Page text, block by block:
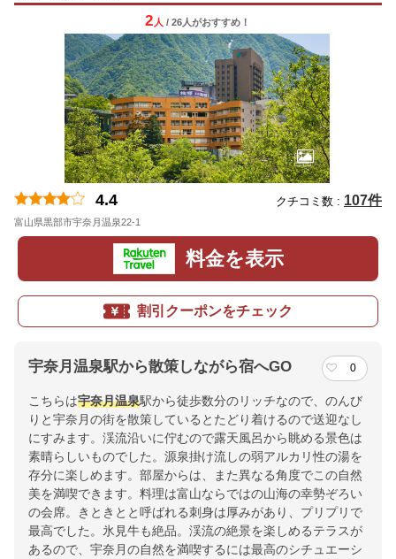
2 人 / 26人がおすすめ！
4.4 クチコミ数 : 107件
富山県黒部市宇奈月温泉22-1
料金を表示
割引クーポンをチェック
宇奈月温泉駅から散策しながら宿へGO 0
こちらは宇奈月温泉駅から徒歩数分のリッチなので、のんび
りと宇奈月の街を散策しているとたどり着けるので送迎なし
にすみます。渓流沿いに佇むので露天風呂から眺める景色は
素晴らしいものでした。源泉掛け流しの弱アルカリ性の湯を
存分に楽しめます。部屋からは、また異なる角度でこの自然
美を満喫できます。料理は富山ならではの山海の幸勢ぞろい
の会席。きときとと呼ばれる刺身は厚みがあり、プリプリで
最高でした。氷見牛も絶品。渓流の絶景を楽しめるテラスが
あるので、宇奈月の自然を満喫するには最高のシチュエーシ